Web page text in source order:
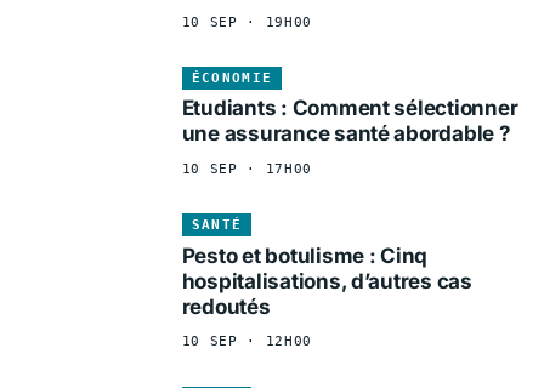
10 SEP · 19H00
ÉCONOMIE
Etudiants : Comment sélectionner
une assurance santé abordable ?
10 SEP · 17H00
SANTÉ
Pesto et botulisme : Cinq
hospitalisations, d’autres cas
redoutés
10 SEP · 12H00